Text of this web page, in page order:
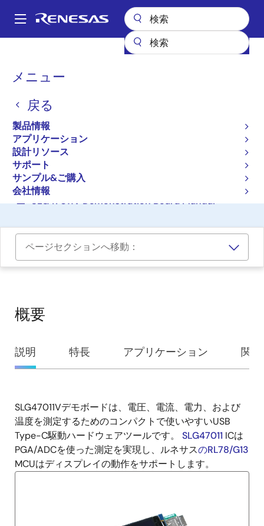
ン
Main
メニュー
戻る
製品情報
アプリケーション
設計リソース
サポート
サンプル&ご購入
会社情報
パ
く
ず
SLG47011V-USBPWR-DMO
AnalogPAK SLG47011V USB
電源デモ・ボード
SLG47011V-USBPWR-DMO
アクティブ
ご購入
SLG47011V Demonstration Board Manual
ページセクションへ移動：
概要
概
要
説明 特長 アプリケーション 関
説
明
SLG47011Vデモボードは、電圧、電流、電力、および
温度を測定するためのコンパクトで使いやすいUSB
Type-C駆動ハードウェアツールです。 SLG47011 ICは
PGA/ADCを使った測定を実現し、ルネサスのRL78/G13
MCUはディスプレイの動作をサポートします。